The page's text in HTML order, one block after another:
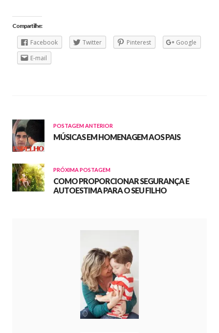
Compartilhe:
Facebook Twitter Pinterest
Google
E-mail
POSTAGEM ANTERIOR
MÚSICAS EM HOMENAGEM AOS PAIS
PRÓXIMA POSTAGEM
COMO PROPORCIONAR SEGURANÇA E
AUTOESTIMA PARA O SEU FILHO